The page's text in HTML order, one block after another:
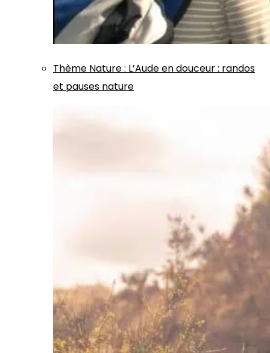
Thème Nature: L’Aude en douceur : randos
et pauses nature